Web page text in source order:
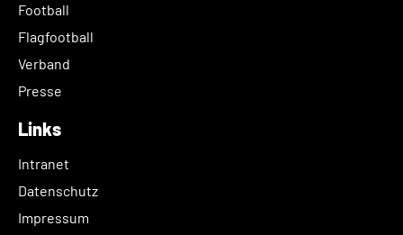
Football
Flagfootball
Verband
Presse
Links
Intranet
Datenschutz
Impressum